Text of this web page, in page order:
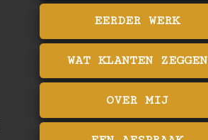
EERDER WERK
WAT KLANTEN ZEGGEN
OVER MIJ